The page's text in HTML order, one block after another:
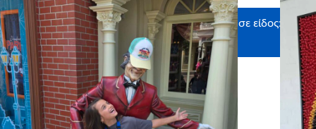
Ευχαριστούμε θερμά τους υποστηρικτές σε είδος:
ΑRTIX PRODUSCTIONS